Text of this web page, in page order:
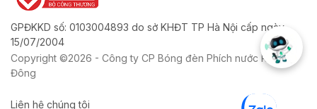
GPĐKKD số: 0103004893 do sở KHĐT TP Hà Nội cấp ngày
15/07/2004
Copyright ©2026 - Công ty CP Bóng đèn Phích nước Rạng
Đông
Liên hệ chúng tôi